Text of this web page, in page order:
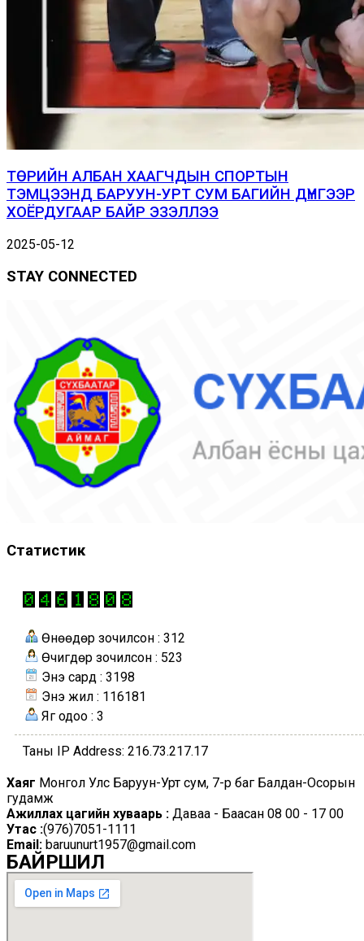
ТӨРИЙН АЛБАН ХААГЧДЫН СПОРТЫН
ТЭМЦЭЭНД БАРУУН-УРТ СУМ БАГИЙН ДҮНГЭЭР
ХОЁРДУГААР БАЙР ЭЗЭЛЛЭЭ
2025-05-12
STAY CONNECTED
Статистик
Өнөөдөр зочилсон : 312
Өчигдөр зочилсон : 523
Энэ сард : 3198
Энэ жил : 116181
Яг одоо : 3
Таны IP Address: 216.73.217.17
Хаяг Монгол Улс Баруун-Урт сум, 7-р баг Балдан-Осорын
гудамж
Ажиллах цагийн хуваарь : Даваа - Баасан 08 00 - 17 00
Утас :(976)7051-1111
Email: baruunurt1957@gmail.com
БАЙРШИЛ